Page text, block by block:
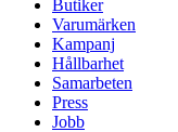
Butiker
Varumärken
Kampanj
Hållbarhet
Samarbeten
Press
Jobb